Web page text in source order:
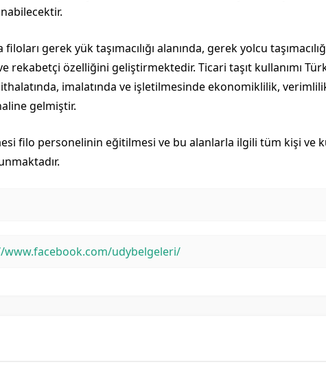
gerek yük taşımacılığı alanında, gerek yolcu
rekabetçi özelliğini geliştirmektedir. Ticari taşıt kullanımı
ithalatında, imalatında ve işletilmesinde ekonomiklilik,
gelmiştir.
filo personelinin eğitilmesi ve bu alanlarla ilgili tüm kişi ve
www.facebook.com/udybelgeleri/